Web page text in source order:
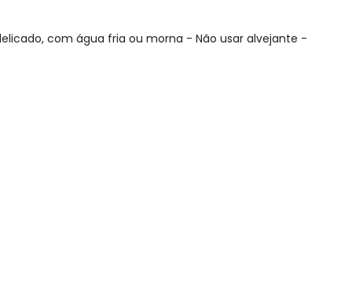
com água fria ou morna - Não usar alvejante -